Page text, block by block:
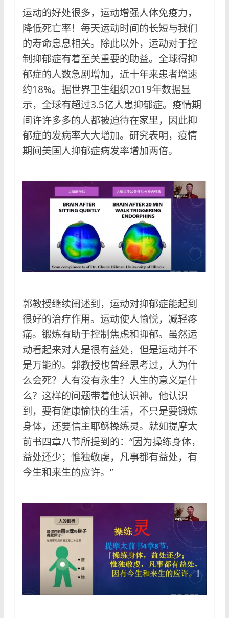
运动的好处很多，运动增强人体免疫力，
降低死亡率！每天运动时间的长短与我们
的寿命息息相关。除此以外，运动对于控
制抑郁症有着至关重要的助益。全球得抑
郁症的人数急剧增加，近十年来患者增速
约18%。据世界卫生组织2019年数据显
示，全球有超过3.5亿人患抑郁症。疫情期
间许许多多的人都被迫待在家里，因此抑
郁症的发病率大大增加。研究表明，疫情
期间美国人抑郁症病发率增加两倍。
郭教授继续阐述到，运动对抑郁症能起到
很好的治疗作用。运动使人愉悦，减轻疼
痛。锻炼有助于控制焦虑和抑郁。虽然运
动看起来对人是很有益处，但是运动并不
是万能的。郭教授也曾经思考过，人为什
么会死？人有没有永生？人生的意义是什
么？这样的问题带着他认识神。他认识
到，要有健康愉快的生活，不只是要锻炼
身体，还要信主耶稣操练灵。就如提摩太
前书四章八节所提到的：“因为操练身体，
益处还少；惟独敬虔，凡事都有益处，有
今生和来生的应许。”